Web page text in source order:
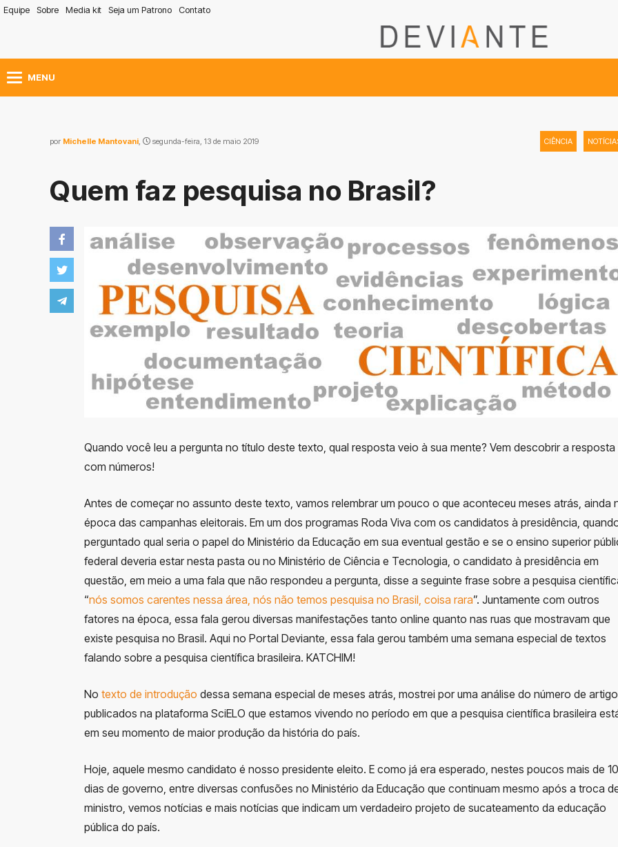
Equipe Sobre Media kit Seja um Patrono Contato
MENU
por Michelle Mantovani, segunda-feira, 13 de maio 2019 CIÊNCIA
Quem faz pesquisa no Brasil?
Quando você leu a pergunta no título deste texto, qual resposta veio à sua mente? Vem descobrir a resposta
com números!
Antes de começar no assunto deste texto, vamos relembrar um pouco o que aconteceu meses atrás, ainda
época das campanhas eleitorais. Em um dos programas Roda Viva com os candidatos à presidência,
perguntado qual seria o papel do Ministério da Educação em sua eventual gestão e se o ensino superior
federal deveria estar nesta pasta ou no Ministério de Ciência e Tecnologia, o candidato à presidência em
questão, em meio a uma fala que não respondeu a pergunta, disse a seguinte frase sobre a pesquisa
“nós somos carentes nessa área, nós não temos pesquisa no Brasil, coisa rara”. Juntamente com outros
fatores na época, essa fala gerou diversas manifestações tanto online quanto nas ruas que mostravam que
existe pesquisa no Brasil. Aqui no Portal Deviante, essa fala gerou também uma semana especial de textos
falando sobre a pesquisa científica brasileira. KATCHIM!
No texto de introdução dessa semana especial de meses atrás, mostrei por uma análise do número de
publicados na plataforma SciELO que estamos vivendo no período em que a pesquisa científica brasileira
em seu momento de maior produção da história do país.
Hoje, aquele mesmo candidato é nosso presidente eleito. E como já era esperado, nestes poucos mais de
dias de governo, entre diversas confusões no Ministério da Educação que continuam mesmo após a troca
ministro, vemos notícias e mais notícias que indicam um verdadeiro projeto de sucateamento da educação
pública do país.